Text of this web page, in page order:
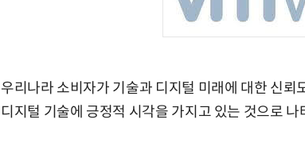
우리나라 소비자가 기술과 디지털 미래에 대한 신뢰
디지털 기술에 긍정적 시각을 가지고 있는 것으로 나